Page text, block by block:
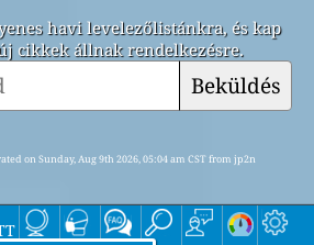
havi levelezőlistánkra, és kap
cikkek állnak rendelkezésre.
Beküldés
on Sunday, Aug 9th 2026, 05:04 am CST from jp2n